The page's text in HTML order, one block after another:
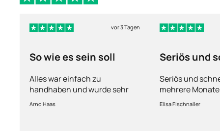
vor 3 Tagen
So wie es sein soll
Alles war einfach zu
handhaben und wurde sehr
schnell geliefert.
Arno Haas
Seriös und
Seriös und
mehrere
fühle mich gut
Elisa Fischnaller